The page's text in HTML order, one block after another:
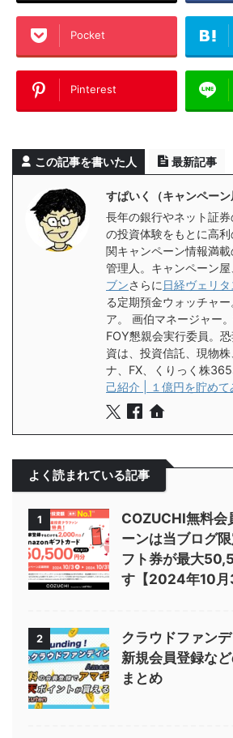
Pocket
Pinterest
この記事を書いた人 最新記事
すぱいく（キャンペーン
長年の銀行やネット証
の投資体験をもとに高
関キャンペーン情報満
管理人。キャンペーン屋
ブンさらに 日経ヴェリタ
る定期預金ウォッチャ
ア。 画伯マネージャー
FOY懇親会実行委員。
資は、投資信託、現物
ナ、FX、くりっく株365
己紹介 | １億円を貯め
よく読まれている記事
1
COZUCHI無料会
ーンは当ブログ
フト券が最大
す【2024年10月
2
クラウドファン
新規会員登録な
まとめ